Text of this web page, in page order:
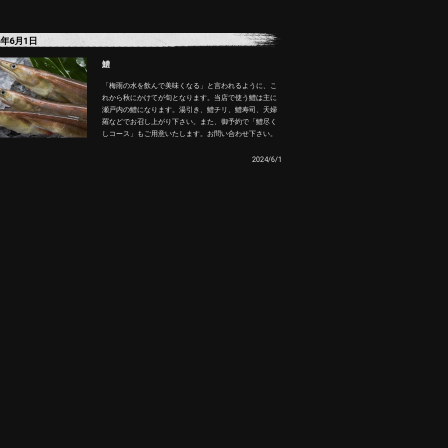
6月1日
鱧
「梅雨の水を飲んで美味くなる」と言われるように、こ
れから秋にかけてが旬となります。当店で使う鱧は主に
瀬戸内の鱧になります。湯引き、鱧チリ、鱧寿司、天婦
羅などでお召し上がり下さい。また、御予約で「鱧尽く
しコース」もご用意いたします。お問い合わせ下さい。
2024/6/1